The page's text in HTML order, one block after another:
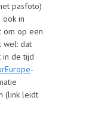
pasfoto)
ook in
om op een
wel: dat
in de tijd
-
(link leidt